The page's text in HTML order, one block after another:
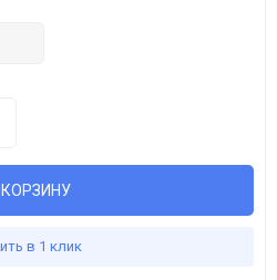
КОРЗИНУ
в 1 клик